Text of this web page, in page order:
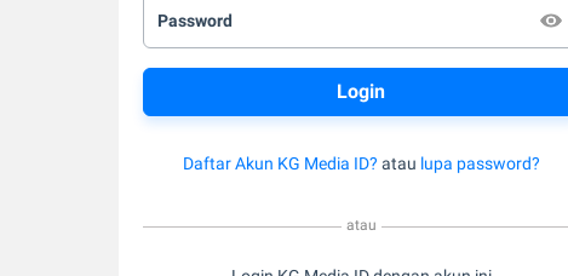
Password
Daftar Akun KG Media ID? atau lupa password?
atau